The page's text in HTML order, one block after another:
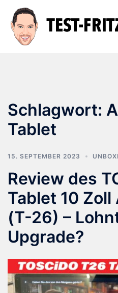
Inhalt
springen
Schlagwort:
Tablet
15. SEPTEMBER 2023
Review des
Tablet 10 Zoll
(T-26) –
Upgrade?